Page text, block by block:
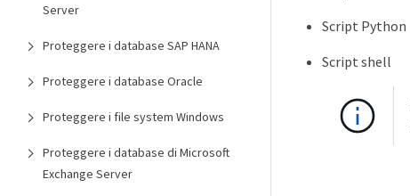
Server
Proteggere i database SAP HANA
Proteggere i database Oracle
Proteggere i file system Windows
Proteggere i database di Microsoft
Exchange Server
Script Python
Script shell